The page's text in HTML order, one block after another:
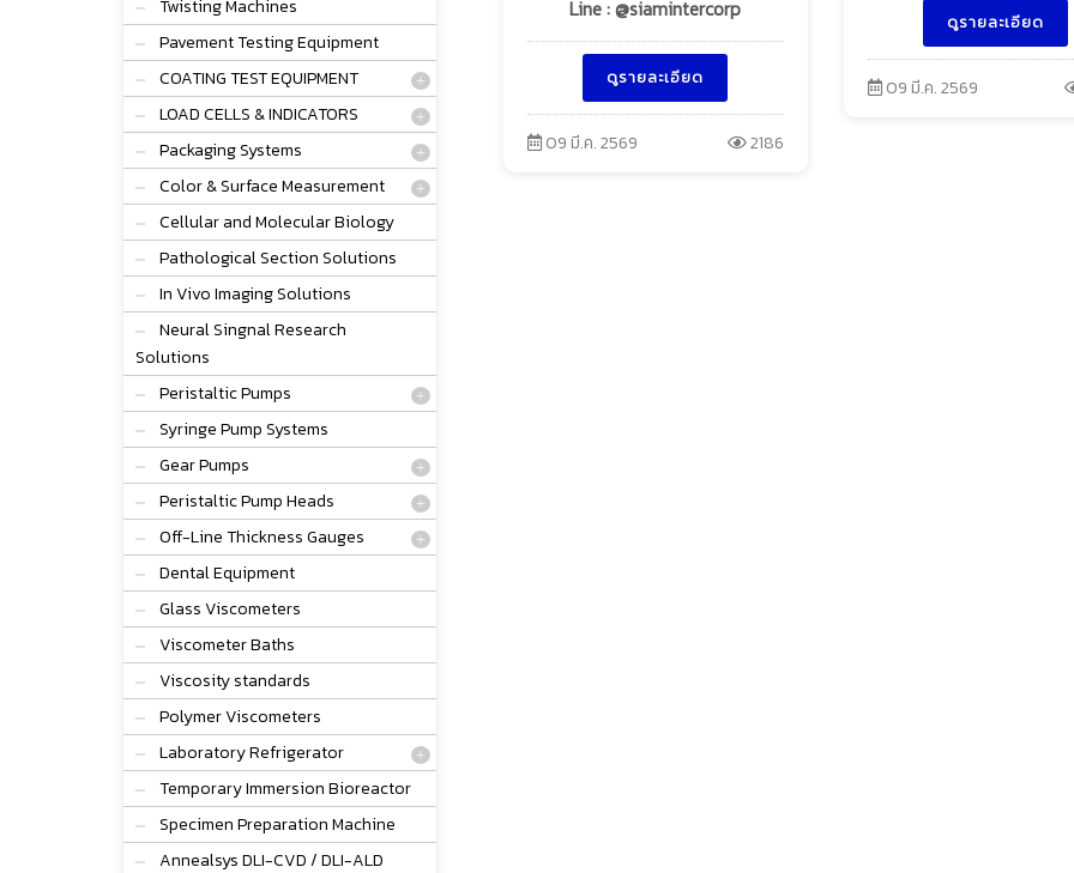
Twisting Machines
Pavement Testing Equipment
COATING TEST EQUIPMENT
LOAD CELLS & INDICATORS
Packaging Systems
Color & Surface Measurement
Cellular and Molecular Biology
Pathological Section Solutions
In Vivo Imaging Solutions
Neural Singnal Research
Solutions
Peristaltic Pumps
Syringe Pump Systems
Gear Pumps
Peristaltic Pump Heads
Off-Line Thickness Gauges
Dental Equipment
Glass Viscometers
Viscometer Baths
Viscosity standards
Polymer Viscometers
Laboratory Refrigerator
Temporary Immersion Bioreactor
Specimen Preparation Machine
Annealsys DLI-CVD / DLI-ALD
Line : @siamintercorp
ดูรายละเอียด
09 มี.ค. 2569 2186
ดูรายละเอียด
09 มี.ค. 2569